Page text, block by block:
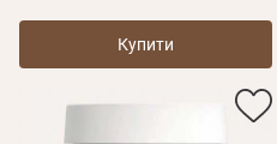
Купити